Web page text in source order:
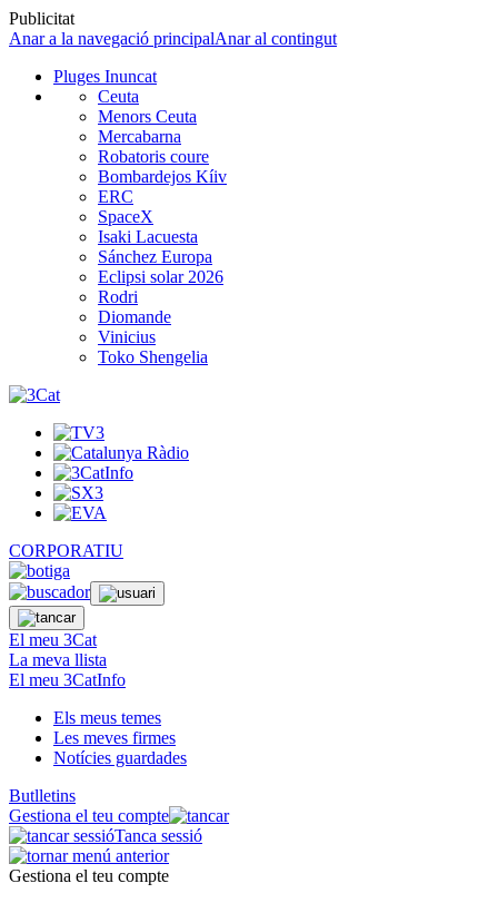
Publicitat
Anar a la navegació principalAnar al contingut
Pluges Inuncat
Ceuta
Menors Ceuta
Mercabarna
Robatoris coure
Bombardejos Kíiv
ERC
SpaceX
Isaki Lacuesta
Sánchez Europa
Eclipsi solar 2026
Rodri
Diomande
Vinicius
Toko Shengelia
CORPORATIU
El meu 3Cat
La meva llista
El meu 3CatInfo
Els meus temes
Les meves firmes
Notícies guardades
Butlletins
Gestiona el teu compte
Tanca sessió
Gestiona el teu compte